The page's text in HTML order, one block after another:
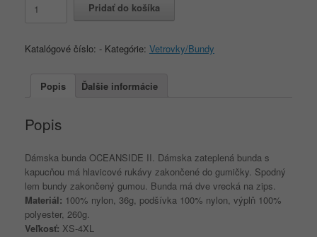
Dámska
II
Pridať do košíka
Katalógové číslo: - Kategórie: Vetrovky/Bundy
Popis Ďalšie informácie
Popis
Dámska bunda OCEANSIDE II. Dámska zateplená bunda s
kapucňou má hlavicové rukávy zakončené do gumičky. Spodný
lem bundy zakončený gumou. Bunda má dve vrecká na zips.
Materiál: 100% nylon, 36g, podšívka 100% nylon, výplň 100%
polyester, 260g.
Veľkosť: XS-4XL